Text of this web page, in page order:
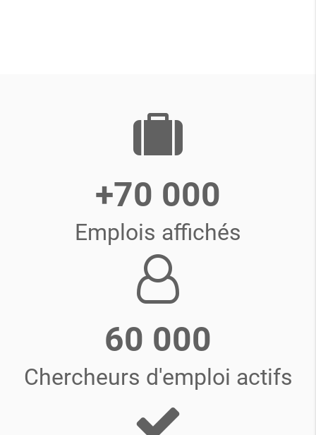
+70 000
Emplois affichés
60 000
Chercheurs d'emploi actifs